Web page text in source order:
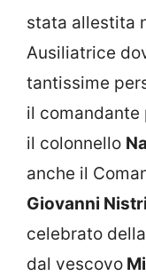
stata allestita
Ausiliatrice
tantissime
il comandante
il colonnello
anche il
Giovanni Nistri
celebrato
dal vescovo